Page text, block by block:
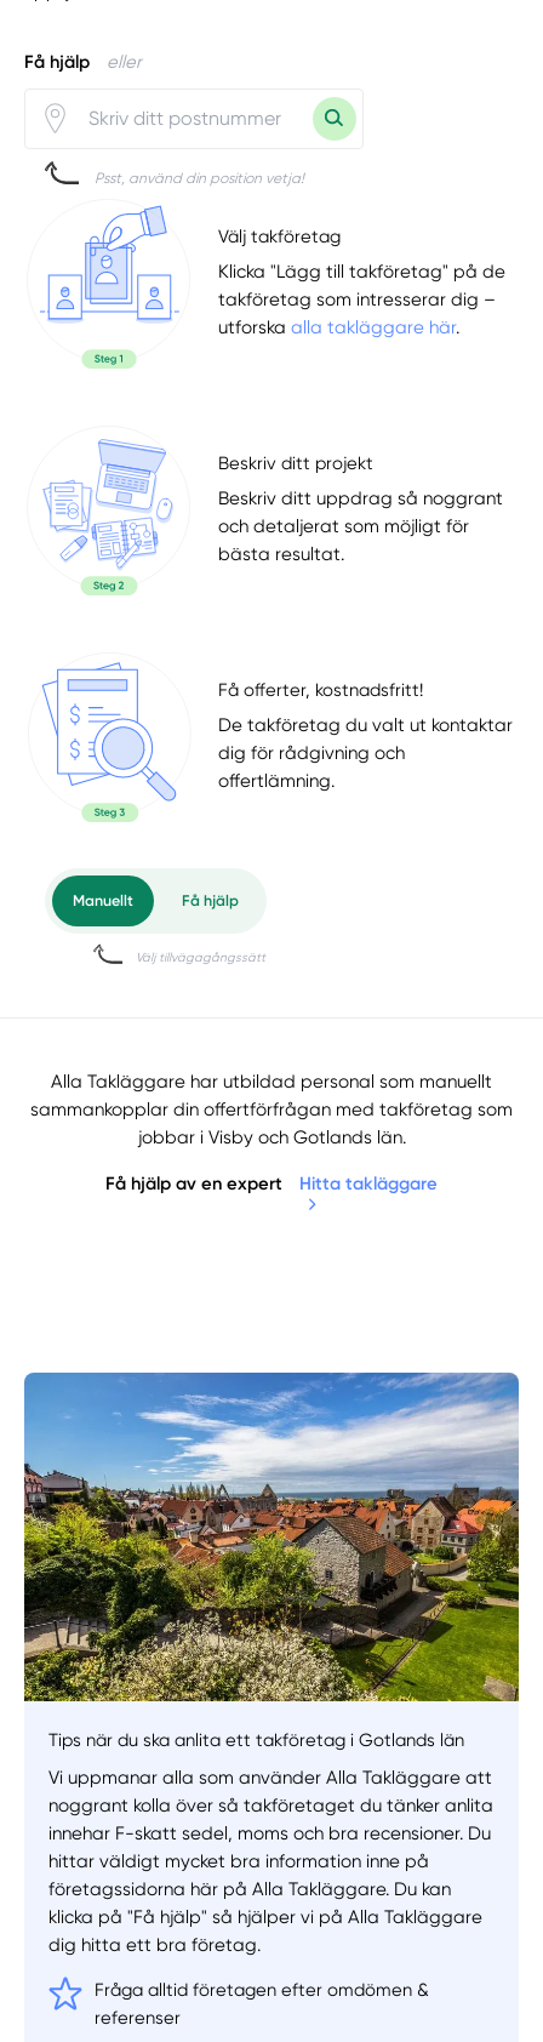
Få hjälp eller
Psst, använd din position vetja!
Välj takföretag
Klicka "Lägg till takföretag" på de
takföretag som intresserar dig –
utforskaalla takläggare här.
Beskriv ditt projekt
Beskriv ditt uppdrag så noggrant
och detaljerat som möjligt för
bästa resultat.
Få offerter, kostnadsfritt!
De takföretag du valt ut kontaktar
dig för rådgivning och
offertlämning.
Manuellt Få hjälp
Välj tillvägagångssätt
Alla Takläggare har utbildad personal som manuellt
sammankopplar din offertförfrågan med takföretag som
jobbar i Visby och Gotlands län.
Få hjälp av en expert Hitta takläggare
Tips när du ska anlita ett takföretag i Gotlands län
Vi uppmanar alla som använder Alla Takläggare att
noggrant kolla över så takföretaget du tänker anlita
innehar F-skatt sedel, moms och bra recensioner. Du
hittar väldigt mycket bra information inne på
företagssidorna här på Alla Takläggare. Du kan
klicka på "Få hjälp" så hjälper vi på Alla Takläggare
dig hitta ett bra företag.
Fråga alltid företagen efter omdömen &
referenser